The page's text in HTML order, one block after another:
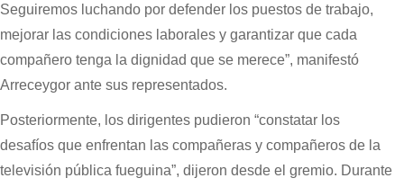
Seguiremos luchando por defender los puestos de trabajo,
mejorar las condiciones laborales y garantizar que cada
compañero tenga la dignidad que se merece”, manifestó
Arreceygor ante sus representados.
Posteriormente, los dirigentes pudieron “constatar los
desafíos que enfrentan las compañeras y compañeros de la
televisión pública fueguina”, dijeron desde el gremio. Durante